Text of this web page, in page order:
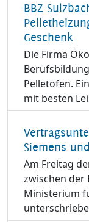
BBZ
Geschenk
Die Firma
Pelletofen.
mit besten
Siemens
Am Freitag
zwischen der
Ministerium